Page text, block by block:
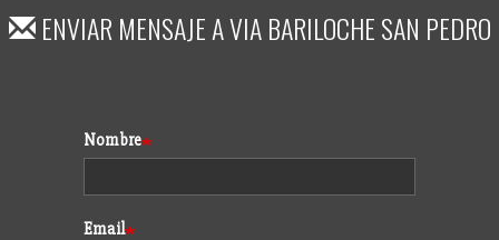
ENVIAR MENSAJE AVIA BARILOCHE SAN PEDRO
Formulario
Nombre
Email